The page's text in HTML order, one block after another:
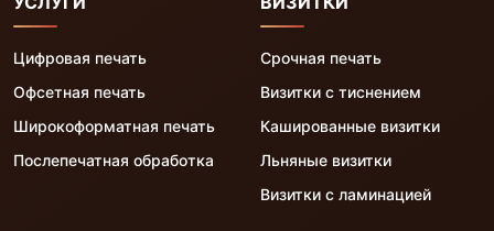
Цифровая печать
Офсетная печать
Широкоформатная печать
Послепечатная обработка
Срочная печать
Визитки с тиснением
Кашированные визитки
Льняные визитки
Визитки с ламинацией